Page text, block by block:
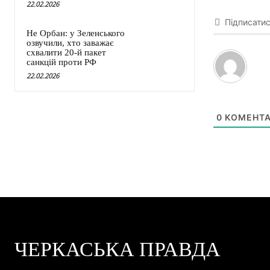
22.02.2026
Не Орбан: у Зеленського
озвучили, хто заважає
схвалити 20-й пакет
санкцій проти РФ
22.02.2026
0
ЧЕРКАСЬКА ПРАВДА